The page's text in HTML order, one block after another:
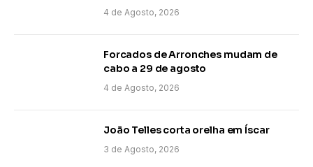
4 de Agosto, 2026
Forcados de Arronches mudam de
cabo a 29 de agosto
4 de Agosto, 2026
João Telles corta orelha em Íscar
3 de Agosto, 2026